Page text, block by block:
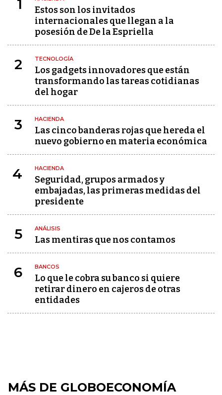
1
Estos son los invitados
internacionales que llegan a la
posesión de De la Espriella
2 TECNOLOGÍA
Los gadgets innovadores que están
transformando las tareas cotidianas
del hogar
3 HACIENDA
Las cinco banderas rojas que hereda el
nuevo gobierno en materia económica
4 HACIENDA
Seguridad, grupos armados y
embajadas, las primeras medidas del
presidente
5 ANÁLISIS
Las mentiras que nos contamos
6 BANCOS
Lo que le cobra su banco si quiere
retirar dinero en cajeros de otras
entidades
MÁS DE GLOBOECONOMÍA